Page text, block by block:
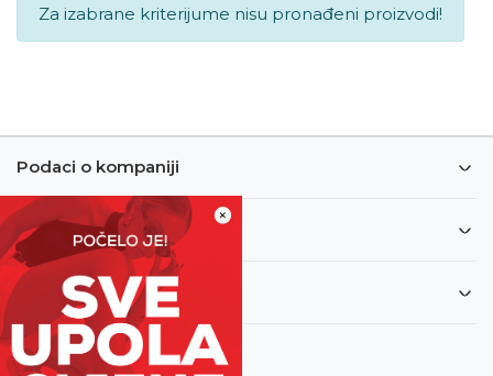
×
Za izabrane kriterijume nisu pronađeni proizvodi!
Podaci o kompaniji
Informacije
Korisnički servis
Newsletter